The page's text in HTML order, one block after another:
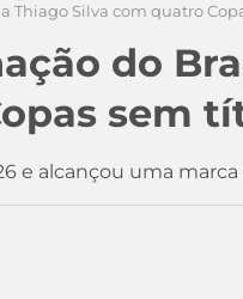
Thiago Silva com quatro
do
sem
e alcançou uma